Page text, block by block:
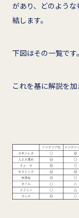
があり、どのよう
結します。
下図はその一覧です。
これを基に解説を加